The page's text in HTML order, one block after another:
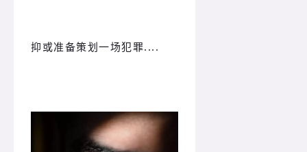
抑或准备策划一场犯罪....